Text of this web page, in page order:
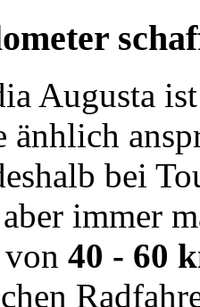
Augusta
änhlich
bei
immer
von 40 - 60